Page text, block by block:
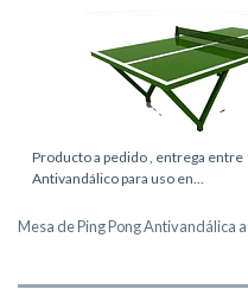
Producto a pedido , entrega entre
Antivandálico para uso en...
Mesa de Ping Pong Antivandálica